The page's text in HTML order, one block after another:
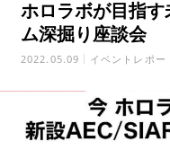
ホロラボが目指
ム深掘り座談会
2022.05.09 イベントレポー